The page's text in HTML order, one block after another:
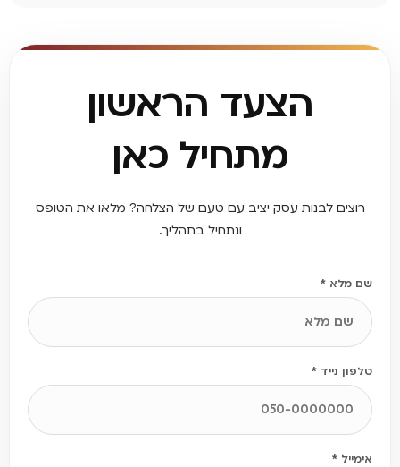
הצעד הראשון
מתחיל כאן
רוצים לבנות עסק יציב עם טעם של הצלחה? מלאו את הטופס
ונתחיל בתהליך.
שם מלא *
טלפון נייד *
אימייל *